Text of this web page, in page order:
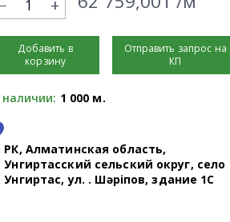
+
Добавить в
корзину
Отправить запрос на
КП
наличии: 1 000 м.
РК, Алматинская область,
Унгиртасский сельский округ, село
Унгиртас, ул. Қ. Шәріпов, здание 1С